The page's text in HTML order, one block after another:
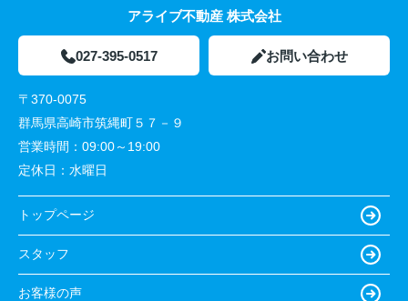
アライブ不動産 株式会社
027-395-0517 お問い合わせ
〒370-0075
群馬県高崎市筑縄町５７－９
営業時間： 09:00～19:00
定休日： 水曜日
トップページ
スタッフ
お客様の声